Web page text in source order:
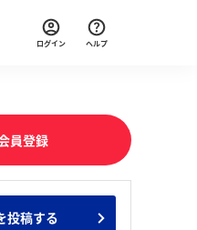
なのインターン人気企業ランキ
イベント一覧
ログイン ヘルプ
員登録
投稿する